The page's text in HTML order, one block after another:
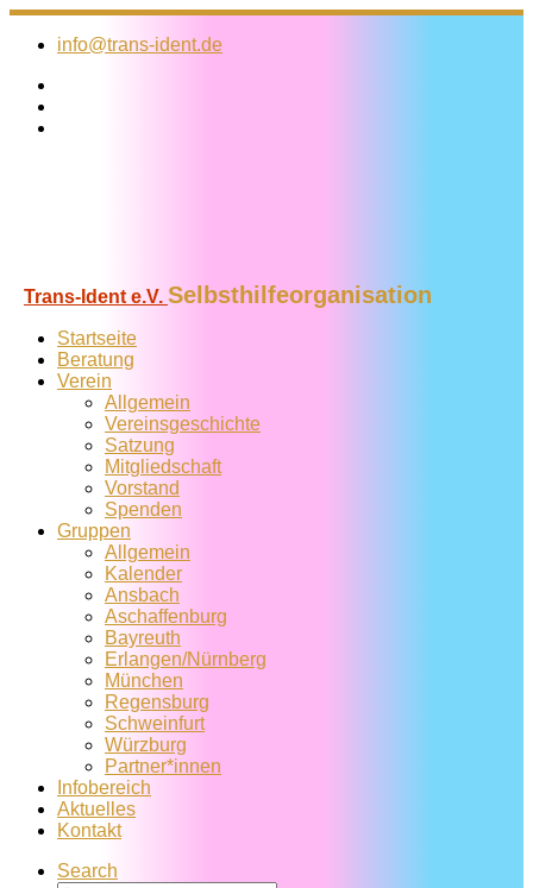
Zum
Inhalt
info@trans-ident.de
Trans-Ident e.V. Selbsthilfeorganisation
Startseite
Beratung
Verein
Allgemein
Vereins­geschichte
Satzung
Mitglied­schaft
Vorstand
Spenden
Gruppen
Allgemein
Kalender
Ansbach
Aschaffenburg
Bayreuth
Erlangen/Nürnberg
München
Regensburg
Schweinfurt
Würzburg
Partner*innen
Infobereich
Aktuelles
Kontakt
Search